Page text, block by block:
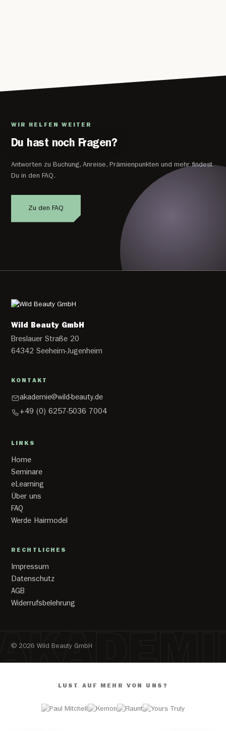
WIR HELFEN WEITER
Du hast noch Fragen?
Antworten zu Buchung, Anreise, Prämienpunkten und mehr findest
Du in den FAQ.
Zu den FAQ
Wild Beauty GmbH
Breslauer Straße 20
64342 Seeheim-Jugenheim
KONTAKT
akademie@wild-beauty.de
+49 (0) 6257-5036 7004
LINKS
Home
Seminare
eLearning
Über uns
FAQ
Werde Hairmodel
RECHTLICHES
Impressum
Datenschutz
AGB
Widerrufsbelehrung
© 2026 Wild Beauty GmbH
LUST AUF MEHR VON UNS?